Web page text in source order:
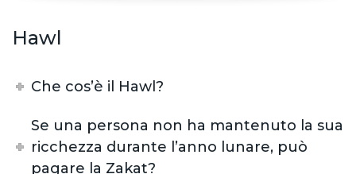
Hawl
Che cos’è il Hawl?
Se una persona non ha mantenuto la sua
ricchezza durante l’anno lunare, può
pagare la Zakat?